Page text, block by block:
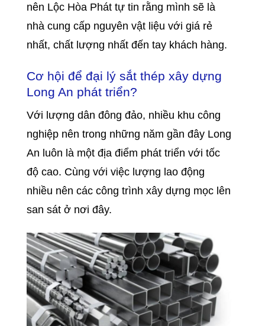
nên Lộc Hòa Phát tự tin rằng mình sẽ là
nhà cung cấp nguyên vật liệu với giá rẻ
nhất, chất lượng nhất đến tay khách hàng.
Cơ hội để đại lý sắt thép xây dựng
Long An phát triển?
Với lượng dân đông đảo, nhiều khu công
nghiệp nên trong những năm gần đây Long
An luôn là một địa điểm phát triển với tốc
độ cao. Cùng với việc lượng lao động
nhiều nên các công trình xây dựng mọc lên
san sát ở nơi đây.